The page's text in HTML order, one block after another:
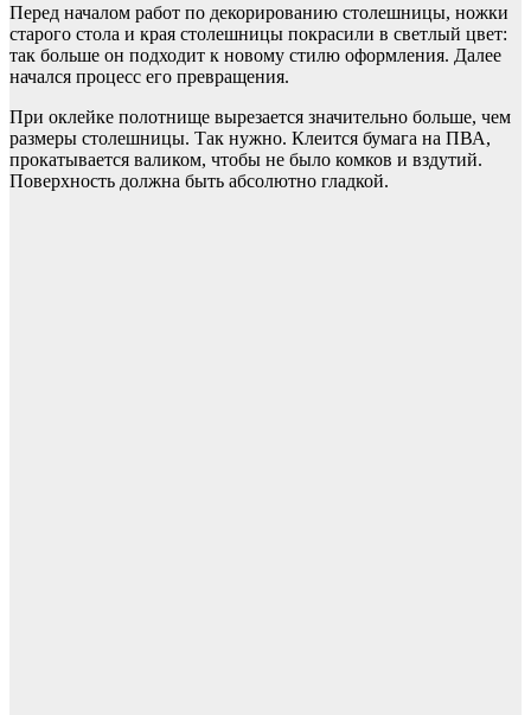
Перед началом работ по декорированию столешницы, ножки
старого стола и края столешницы покрасили в светлый цвет:
так больше он подходит к новому стилю оформления. Далее
начался процесс его превращения.
При оклейке полотнище вырезается значительно больше, чем
размеры столешницы. Так нужно. Клеится бумага на ПВА,
прокатывается валиком, чтобы не было комков и вздутий.
Поверхность должна быть абсолютно гладкой.